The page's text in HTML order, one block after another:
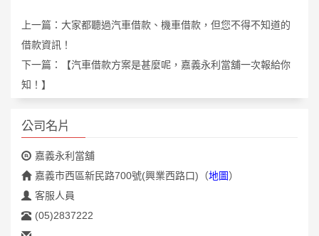
上一篇： 大家都聽過汽車借款、機車借款，但您不得不知道的
借款資訊！
下一篇：
【汽車借款方案是甚麼呢，嘉義永利當舖一次報給你
知！】
公司名片
嘉義永利當舖
嘉義市西區新民路700號(興業西路口) （地圖）
客服人員
(05)2837222